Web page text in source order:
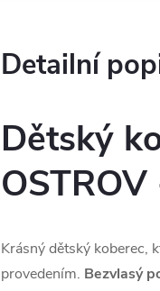
Detailní
Dětský
Krásný dětský koberec,
provedením. Bezvlasý